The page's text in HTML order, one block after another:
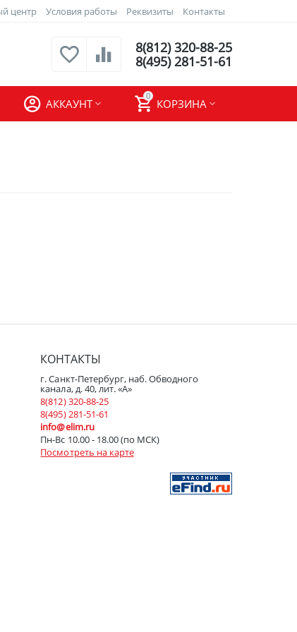
центр Условия работы Реквизиты Контакты
8(812) 320-88-25
8(495) 281-51-61
0
КОРЗИНА
АККАУНТ
КОНТАКТЫ
г. Санкт-Петербург, наб. Обводного
канала, д. 40, лит. «А»
8(812) 320-88-25
8(495) 281-51-61
info@elim.ru
Пн-Вс 10.00 - 18.00 (по МСК)
Посмотреть на карте